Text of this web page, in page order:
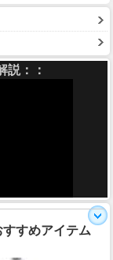
説：：
すめアイテム